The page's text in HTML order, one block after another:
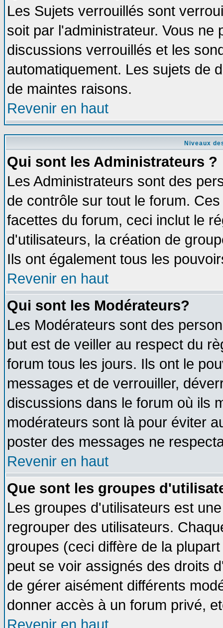
Les Sujets verrouillés sont
soit par l'administrateur. Vous
discussions verrouillés et les
automatiquement. Les sujets de
de maintes raisons.
Revenir en haut
Niveaux
Qui sont les Administrateurs ?
Les Administrateurs sont des
de contrôle sur tout le forum.
facettes du forum, ceci inclut le
d'utilisateurs, la création de
Ils ont également tous les
Revenir en haut
Qui sont les Modérateurs?
Les Modérateurs sont des
but est de veiller au respect du
forum tous les jours. Ils ont le
messages et de verrouiller,
discussions dans le forum où ils
modérateurs sont là pour éviter
poster des messages ne
Revenir en haut
Que sont les groupes
Les groupes d'utilisateurs est
regrouper des utilisateurs.
groupes (ceci diffère de la
peut se voir assignés des droits
de gérer aisément différents
donner accès à un forum privé,
Revenir en haut